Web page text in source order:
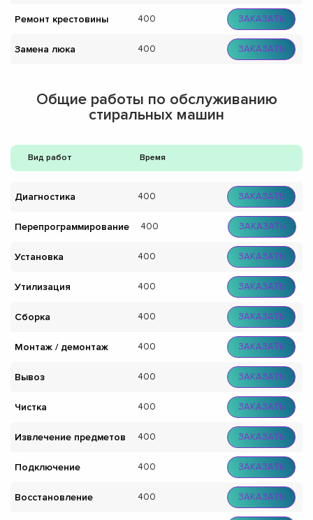
Ремонт крестовины 400 ЗАКАЗАТЬ
Замена люка 400 ЗАКАЗАТЬ
Общие работы по обслуживанию
стиральных машин
Вид работ Время
Диагностика 400 ЗАКАЗАТЬ
Перепрограммирование 400 ЗАКАЗАТЬ
Установка 400 ЗАКАЗАТЬ
Утилизация 400 ЗАКАЗАТЬ
Сборка 400 ЗАКАЗАТЬ
Монтаж / демонтаж 400 ЗАКАЗАТЬ
Вывоз 400 ЗАКАЗАТЬ
Чистка 400 ЗАКАЗАТЬ
Извлечение предметов 400 ЗАКАЗАТЬ
Подключение 400 ЗАКАЗАТЬ
Восстановление 400 ЗАКАЗАТЬ